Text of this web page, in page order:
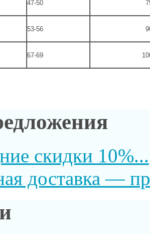
47-50
53-56
67-69
скидки 10%...
доставка —